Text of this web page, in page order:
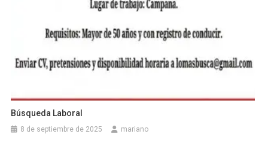
Búsqueda Laboral
8 de septiembre de 2025 mariano